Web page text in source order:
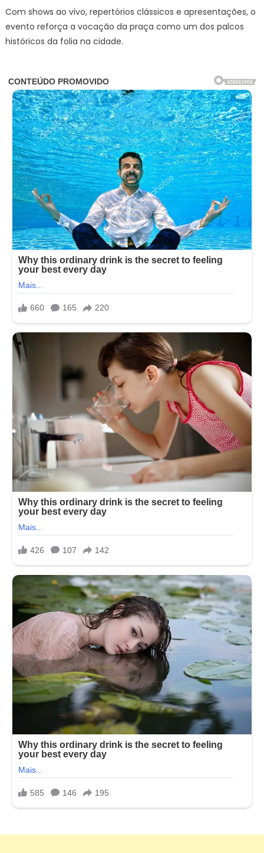
Com shows ao vivo, repertórios clássicos e apresentações, o
evento reforça a vocação da praça como um dos palcos
históricos da folia na cidade.